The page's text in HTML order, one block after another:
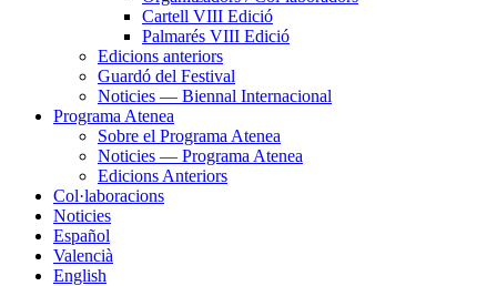
Cartell VIII Edició
Palmarés VIII Edició
Edicions anteriors
Guardó del Festival
Noticies — Biennal Internacional
Programa Atenea
Sobre el Programa Atenea
Noticies — Programa Atenea
Edicions Anteriors
Col·laboracions
Noticies
Español
Valencià
English